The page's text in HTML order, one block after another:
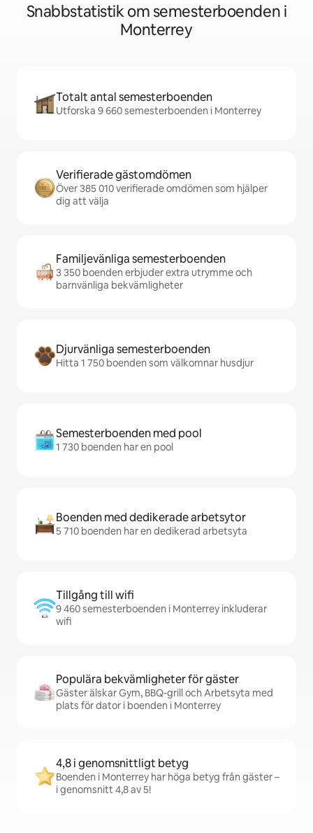
Snabbstatistik om semesterboenden i
Monterrey
Totalt antal semesterboenden
Utforska 9 660 semesterboenden i Monterrey
Verifierade gästomdömen
Över 385 010 verifierade omdömen som hjälper
dig att välja
Familjevänliga semesterboenden
3 350 boenden erbjuder extra utrymme och
barnvänliga bekvämligheter
Djurvänliga semesterboenden
Hitta 1 750 boenden som välkomnar husdjur
Semesterboenden med pool
1 730 boenden har en pool
Boenden med dedikerade arbetsytor
5 710 boenden har en dedikerad arbetsyta
Tillgång till wifi
9 460 semesterboenden i Monterrey inkluderar
wifi
Populära bekvämligheter för gäster
Gäster älskar Gym, BBQ-grill och Arbetsyta med
plats för dator i boenden i Monterrey
4,8 i genomsnittligt betyg
Boenden i Monterrey har höga betyg från gäster –
i genomsnitt 4,8 av 5!